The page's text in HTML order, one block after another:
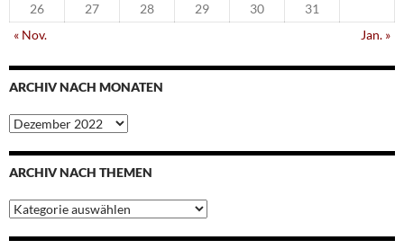
26
27 28 29 30
31
« Nov.
Jan. »
ARCHIV NACH MONATEN
Archiv
nach
Monaten
ARCHIV NACH THEMEN
Archiv
nach
Themen